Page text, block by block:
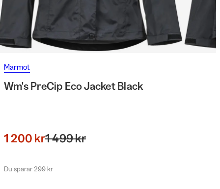
Marmot
Wm's PreCip Eco Jacket Black
1 200 kr1 499 kr
Du sparar 299 kr